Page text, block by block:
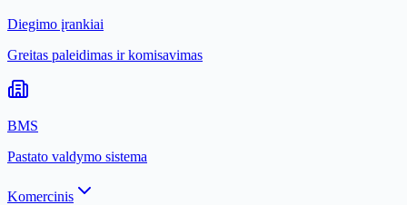
Diegimo įrankiai
Greitas paleidimas ir komisavimas
BMS
Pastato valdymo sistema
Komercinis